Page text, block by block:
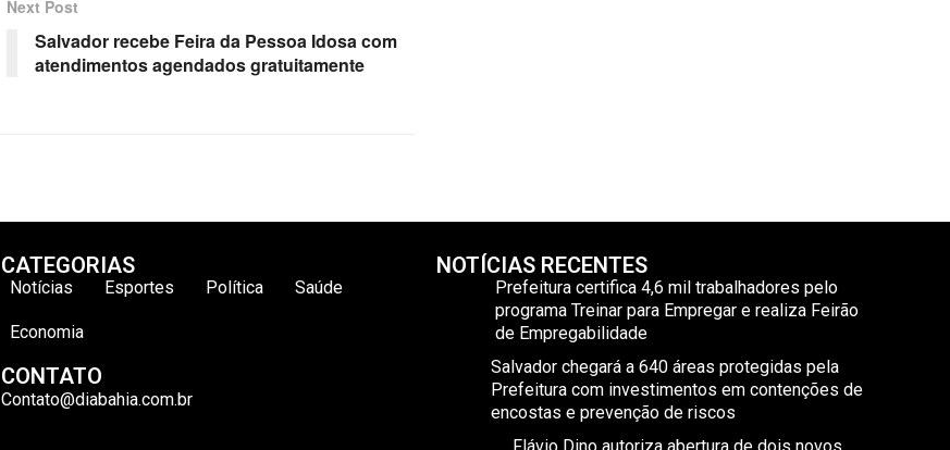
Next Post
Salvador recebe Feira da Pessoa Idosa com
atendimentos agendados gratuitamente
CATEGORIAS
Notícias Esportes Política Saúde
Economia
CONTATO
Contato@diabahia.com.br
NOTÍCIAS RECENTES
Prefeitura certifica 4,6 mil trabalhadores pelo
programa Treinar para Empregar e realiza Feirão
de Empregabilidade
Salvador chegará a 640 áreas protegidas pela
Prefeitura com investimentos em contenções de
encostas e prevenção de riscos
Flávio Dino autoriza abertura de dois novos